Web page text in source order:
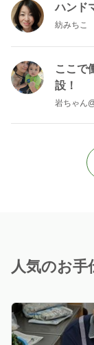
ハンド
紡みちこ
ここで
設！
岩ちゃん
人気のお手